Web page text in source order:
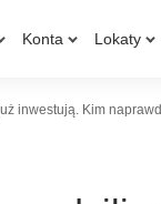
Konta Lokaty
inwestują. Kim